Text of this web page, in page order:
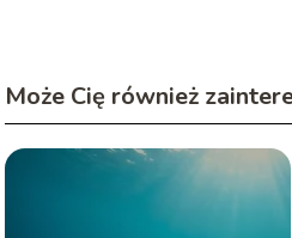
Może Cię również